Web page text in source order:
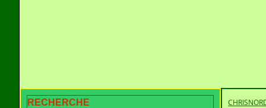
RECHERCHE